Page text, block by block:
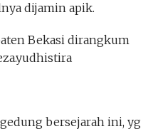
dijamin apik.
Bekasi dirangkum
bersejarah ini, yg